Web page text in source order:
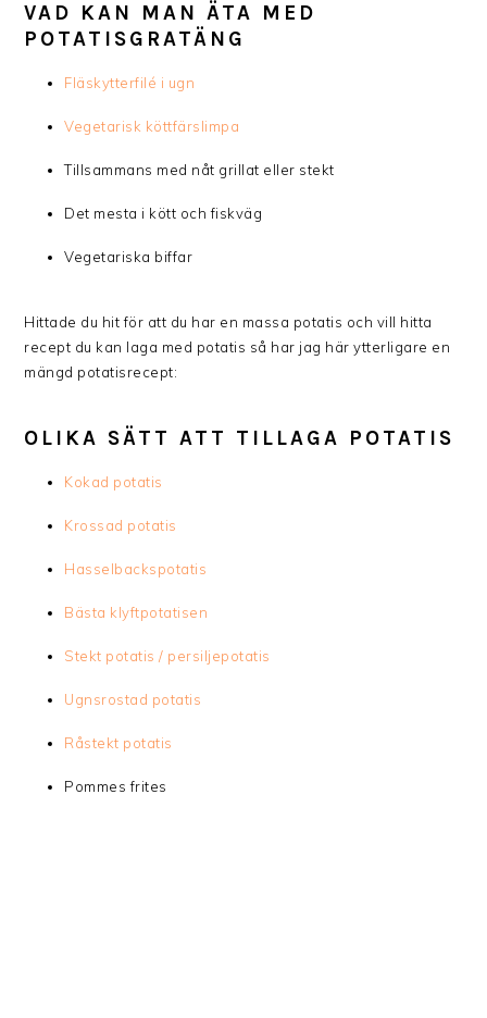
VAD KAN MAN ÄTA MED
POTATISGRATÄNG
Fläskytterfilé i ugn
Vegetarisk köttfärslimpa
Tillsammans med nåt grillat eller stekt
Det mesta i kött och fiskväg
Vegetariska biffar
Hittade du hit för att du har en massa potatis och vill hitta
recept du kan laga med potatis så har jag här ytterligare en
mängd potatisrecept:
OLIKA SÄTT ATT TILLAGA POTATIS
Kokad potatis
Krossad potatis
Hasselbackspotatis
Bästa klyftpotatisen
Stekt potatis / persiljepotatis
Ugnsrostad potatis
Råstekt potatis
Pommes frites